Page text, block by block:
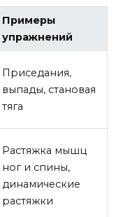
Примеры
упражнений
Приседания,
выпады, становая
тяга
Растяжка мышц
ног и спины,
динамические
растяжки